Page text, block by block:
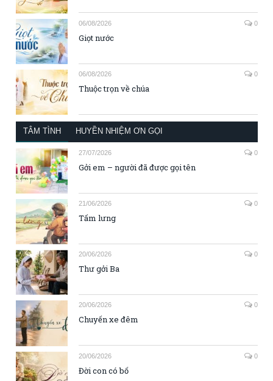
06/08/2026 0
Giọt nước
06/08/2026 0
Thuộc trọn về chúa
TÂM TÌNH HUYỀN NHIỆM ƠN GỌI
27/07/2026 0
Gởi em – người đã được gọi tên
21/06/2026 0
Tấm lưng
20/06/2026 0
Thư gởi Ba
20/06/2026 0
Chuyến xe đêm
20/06/2026 0
Đời con có bố